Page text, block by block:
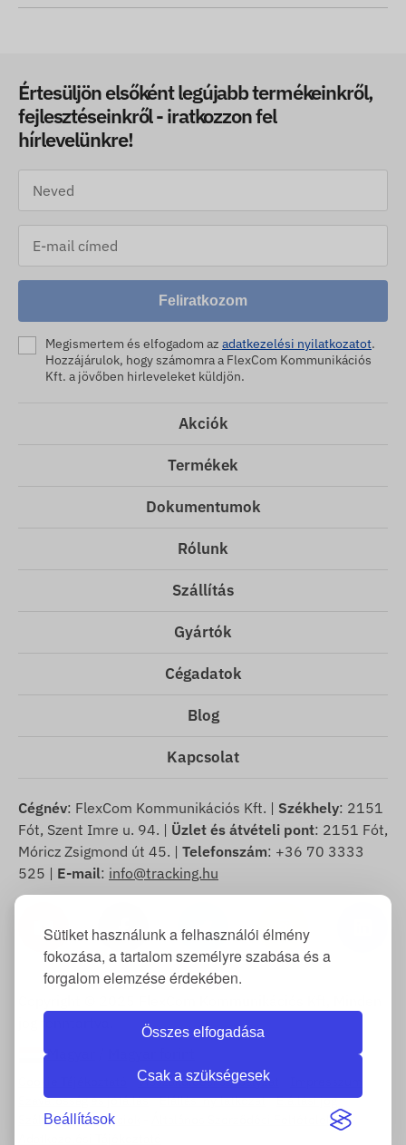
Sütiket használunk a felhasználói élmény
fokozása, a tartalom személyre szabása és a
forgalom elemzése érdekében.
Összes elfogadása
Csak a szükségesek
Beállítások
Értesüljön elsőként legújabb termékeinkről,
fejlesztéseinkről - iratkozzon fel
hírlevelünkre!
Feliratkozom
Megismertem és elfogadom az adatkezelési nyilatkozatot.
Hozzájárulok, hogy számomra a FlexCom Kommunikációs
Kft. a jövőben hirleveleket küldjön.
Akciók
Termékek
Dokumentumok
Rólunk
Szállítás
Gyártók
Cégadatok
Blog
Kapcsolat
Cégnév: FlexCom Kommunikációs Kft. | Székhely: 2151
Fót, Szent Imre u. 94. | Üzlet és átvételi pont: 2151 Fót,
Móricz Zsigmond út 45. | Telefonszám: +36 70 3333
525 | E-mail: info@tracking.hu
-Visszaküldési szabályzat
Szavatosság és jótállás-Elállási nyilatkozat-Elállási jog-
Szállítási információk
Általános Szerződési Feltételek-